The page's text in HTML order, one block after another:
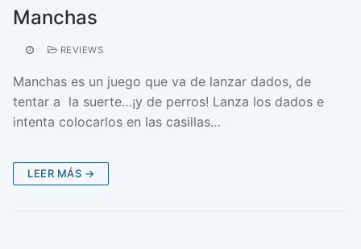
Manchas
REVIEWS
Manchas es un juego que va de lanzar dados, de
tentar a la suerte…¡y de perros! Lanza los dados e
intenta colocarlos en las casillas…
LEER MÁS →